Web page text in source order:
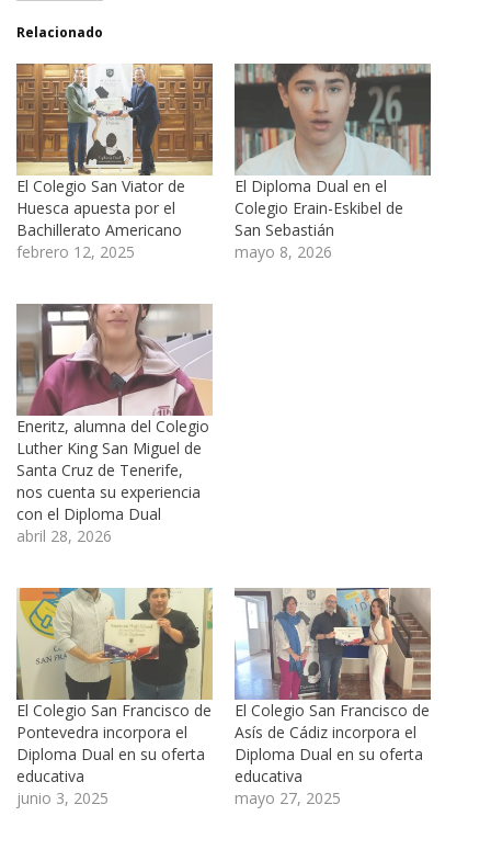
Relacionado
El Colegio San Viator de
Huesca apuesta por el
Bachillerato Americano
febrero 12, 2025
El Diploma Dual en el
Colegio Erain-Eskibel de
San Sebastián
mayo 8, 2026
Eneritz, alumna del Colegio
Luther King San Miguel de
Santa Cruz de Tenerife,
nos cuenta su experiencia
con el Diploma Dual
abril 28, 2026
El Colegio San Francisco de
Pontevedra incorpora el
Diploma Dual en su oferta
educativa
junio 3, 2025
El Colegio San Francisco de
Asís de Cádiz incorpora el
Diploma Dual en su oferta
educativa
mayo 27, 2025